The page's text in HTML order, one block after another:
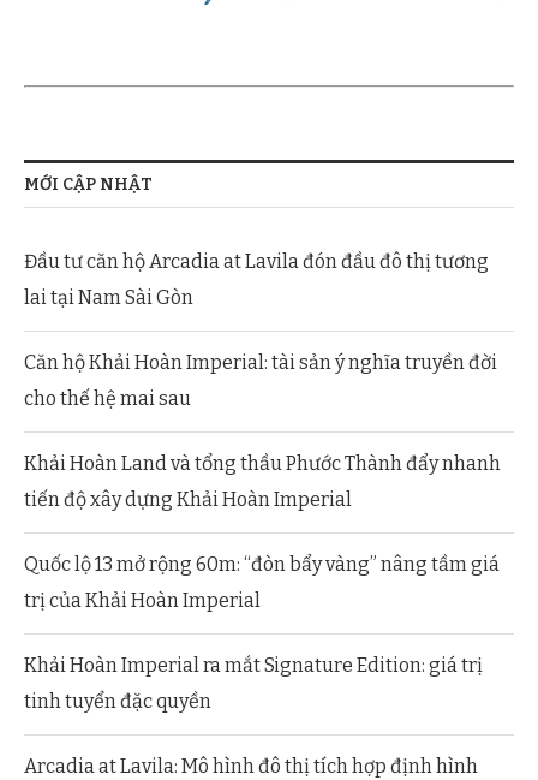
MỚI CẬP NHẬT
Đầu tư căn hộ Arcadia at Lavila đón đầu đô thị tương
lai tại Nam Sài Gòn
Căn hộ Khải Hoàn Imperial: tài sản ý nghĩa truyền đời
cho thế hệ mai sau
Khải Hoàn Land và tổng thầu Phước Thành đẩy nhanh
tiến độ xây dựng Khải Hoàn Imperial
Quốc lộ 13 mở rộng 60m: “đòn bẩy vàng” nâng tầm giá
trị của Khải Hoàn Imperial
Khải Hoàn Imperial ra mắt Signature Edition: giá trị
tinh tuyển đặc quyền
Arcadia at Lavila: Mô hình đô thị tích hợp định hình